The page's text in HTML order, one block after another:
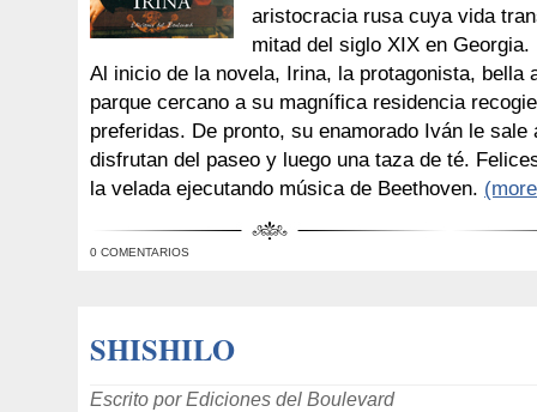
aristocracia rusa cuya vida
mitad del siglo XIX en Georgia.
Al inicio de la novela, Irina, la protagonista, bella
parque cercano a su magnífica residencia
preferidas. De pronto, su enamorado Iván le
disfrutan del paseo y luego una taza de té.
la velada ejecutando música de Beethoven.
0 COMENTARIOS
SHISHILO
Escrito por Ediciones del Boulevard